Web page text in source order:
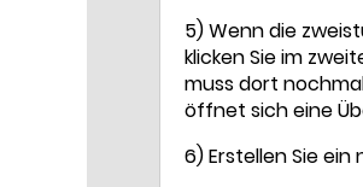
5) Wenn die
klicken Sie im
muss dort
öffnet sich eine
6) Erstellen Sie ein